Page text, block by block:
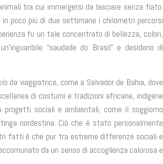
tra cui immergersi da lasciare senza fiato.
poco più di due settimane i chilometri percorsi
fu un tale concentrato di bellezza, colori,
“saudade do Brasil” e desiderio di
da viaggiatrice, come a Salvador de Bahia, dove
di costumi e tradizioni africane, indigene
sociali e ambientali, come il soggiorno
nordestina. Ciò che è stato personalmente
fatti è che pur tra estreme differenze sociali e
da un senso di accoglienza calorosa e